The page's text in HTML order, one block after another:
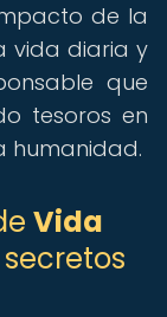
de la
vida diaria y
que
tesoros en
humanidad.
Vida